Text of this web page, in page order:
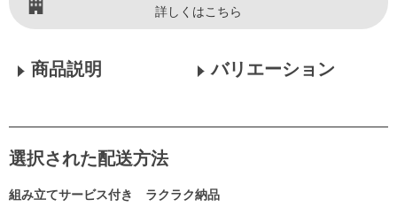
詳しくはこちら
商品説明 バリエーション
選択された配送方法
組み立てサービス付き ラクラク納品